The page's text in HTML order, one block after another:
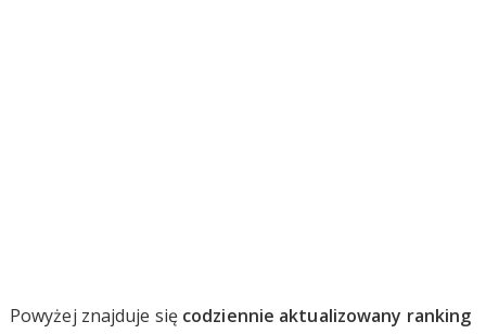
Powyżej znajduje się codziennie aktualizowany ranking